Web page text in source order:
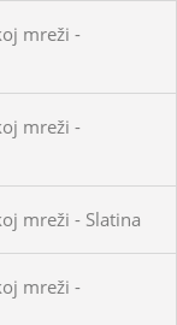
mreži -
mreži -
mreži - Slatina
mreži -